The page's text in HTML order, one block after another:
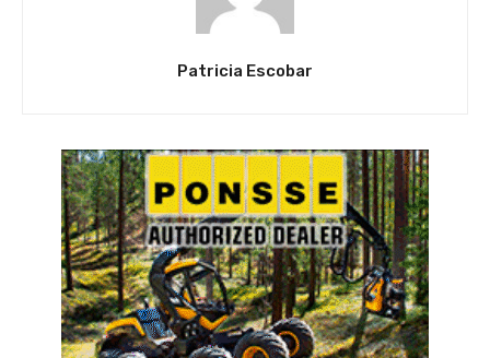
Patricia Escobar